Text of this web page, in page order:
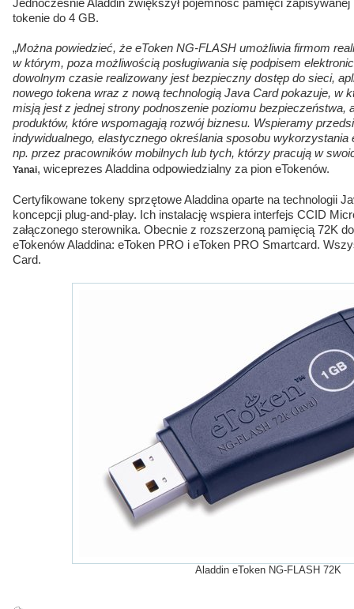
Jednocześnie Aladdin zwiększył pojemność pamięci
tokenie do 4 GB.
„Można powiedzieć, że eToken NG-FLASH umożliwia firmom
w którym, poza możliwością posługiwania się podpisem
dowolnym czasie realizowany jest bezpieczny dostęp do sieci,
nowego tokena wraz z nową technologią Java Card pokazuje, w
misją jest z jednej strony podnoszenie poziomu bezpieczeństwa,
produktów, które wspomagają rozwój biznesu. Wspieramy
indywidualnego, elastycznego określania sposobu wykorzystania
np. przez pracowników mobilnych lub tych, którzy pracują w
Yanai, wiceprezes Aladdina odpowiedzialny za pion eTokenów.
Certyfikowane tokeny sprzętowe Aladdina oparte na technologii
koncepcji plug-and-play. Ich instalację wspiera interfejs CCID
załączonego sterownika. Obecnie z rozszerzoną pamięcią 72K
eTokenów Aladdina: eToken PRO i eToken PRO Smartcard.
Card.
Aladdin eToken NG-FLASH 72K